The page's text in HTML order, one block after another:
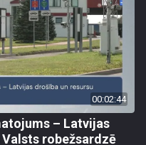
00:02:44
– Latvijas
robežsardzē